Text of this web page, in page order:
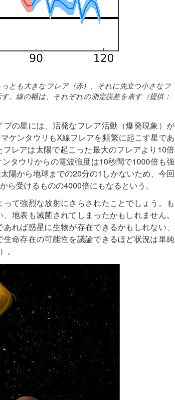
とも大きなフレア（赤）、それに先立つ小さなフ
。線の幅は、それぞれの測定誤差を表す（提供：
の星には、活発なフレア活動（爆発現象）が
ケンタウリもX線フレアを頻繁に起こす星であ
レアは太陽で起こった最大のフレアより10倍
タウリからの電波強度は10秒間で1000倍も強
陽から地球までの20分の1しかないため、今回
受けるものの4000倍にもなるという。
て強烈な放射にさらされたことでしょう。も
地表も滅菌されてしまったかもしれません。
れば惑星に生物が存在できるかもしれない、
命存在の可能性を議論できるほど状況は単純
。